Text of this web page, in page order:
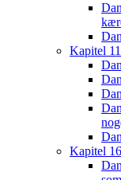
Kapitel
Kapitel